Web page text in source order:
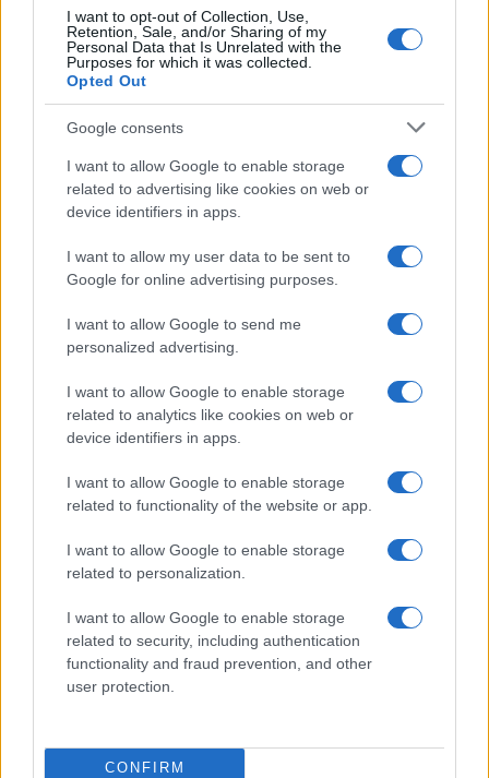
I want to opt-out of Collection, Use,
Retention, Sale, and/or Sharing of my
Personal Data that Is Unrelated with the
Purposes for which it was collected.
Opted Out
Google consents
I want to allow Google to enable storage
related to advertising like cookies on web or
device identifiers in apps.
I want to allow my user data to be sent to
Google for online advertising purposes.
I want to allow Google to send me
personalized advertising.
I want to allow Google to enable storage
related to analytics like cookies on web or
device identifiers in apps.
I want to allow Google to enable storage
related to functionality of the website or app.
I want to allow Google to enable storage
related to personalization.
I want to allow Google to enable storage
related to security, including authentication
functionality and fraud prevention, and other
user protection.
CONFIRM
Tus preferencias personales también juegan un
papel importante en la elección de la experiencia
inmersiva. Si disfrutas de los juegos y las
simulaciones, la VR puede ser la opción ideal. Si
prefieres interactuar con el mundo real de una
manera innovadora, la AR es una excelente
alternativa. Si te gustan los desafíos y la resolución
de problemas en grupo, las escape rooms ofrecen
una experiencia única y emocionante.
Si decides adentrarte en el mundo de la VR o la AR,
continuación, te ofrecemos algunas
recomendaciones.
Equipo para VR
Para disfrutar de la VR, necesitarás un casco de
realidad virtual y una consola o PC compatible.
Algunos de los cascos más populares incluyen el
Oculus Rift y elHTC Vive. Asegúrate de que tu
equipo cumpla con los requisitos mínimos de
hardware para una experiencia fluida.
Equipo para AR